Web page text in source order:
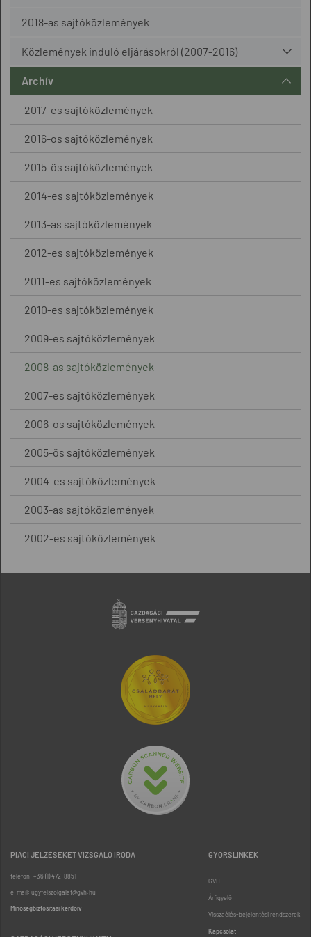
2018-as sajtóközlemények
Közlemények induló eljárásokról (2007-2016)
Archív
2017-es sajtóközlemények
2016-os sajtóközlemények
2015-ös sajtóközlemények
2014-es sajtóközlemények
2013-as sajtóközlemények
2012-es sajtóközlemények
2011-es sajtóközlemények
2010-es sajtóközlemények
2009-es sajtóközlemények
2008-as sajtóközlemények
2007-es sajtóközlemények
2006-os sajtóközlemények
2005-ös sajtóközlemények
2004-es sajtóközlemények
2003-as sajtóközlemények
2002-es sajtóközlemények
PIACI JELZÉSEKET VIZSGÁLÓ IRODA
telefon: +36 (1) 472-8851
e-mail: ugyfelszolgalat@gvh.hu
Minőségbiztosítási kérdőív
GYORSLINKEK
GVH
Árfigyelő
Visszaélés-bejelentési rendszerek
Kapcsolat